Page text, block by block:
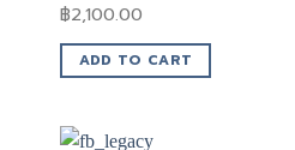
฿2,100.00
ADD TO CART